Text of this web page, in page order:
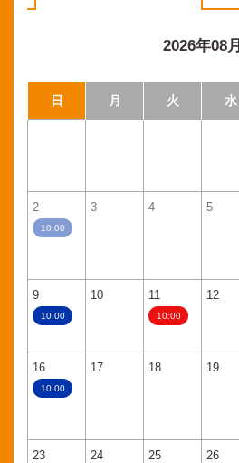
2026年08月
日 月 火 水
2
10:00
3 4 5
9
10:00
10 11
10:00
12
16
10:00
17 18 19
23 24 25 26